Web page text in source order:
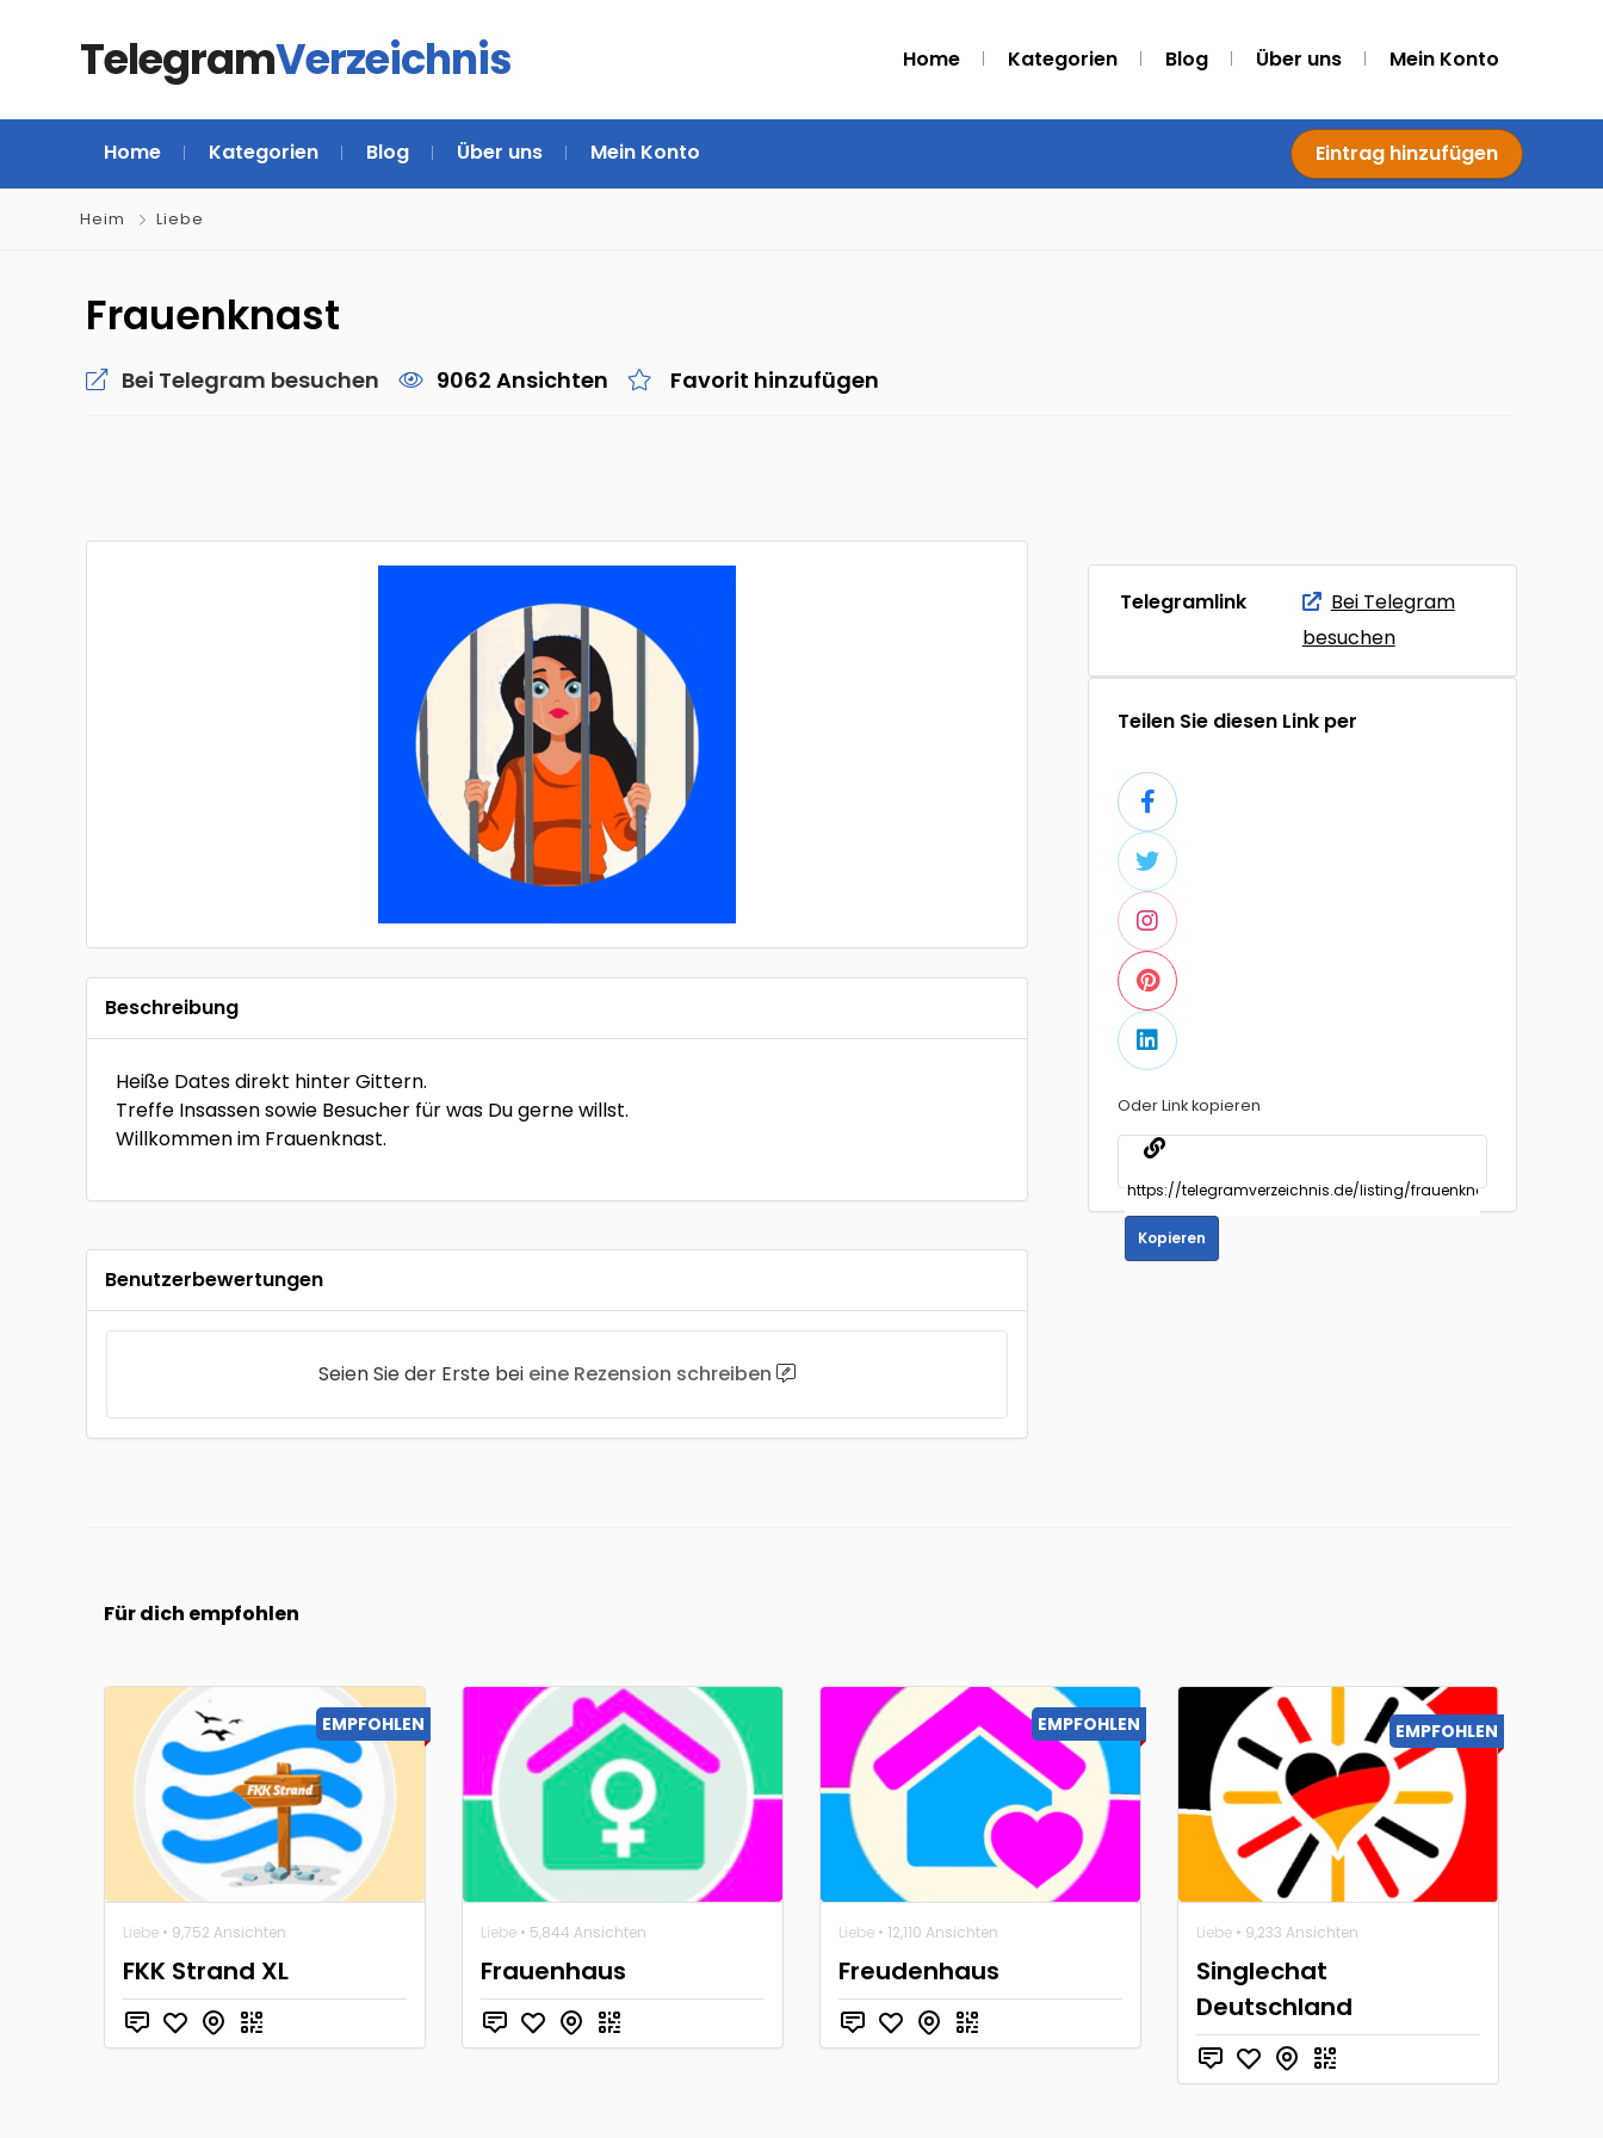
TelegramVerzeichnis Home Kategorien Blog Über uns Mein Konto
Home Kategorien Blog Über uns Mein Konto Eintrag hinzufügen
Heim Liebe
Frauenknast
Bei Telegram besuchen 9062 Ansichten Favorit hinzufügen
Beschreibung
Heiße Dates direkt hinter Gittern.
Treffe Insassen sowie Besucher für was Du gerne willst.
Willkommen im Frauenknast.
Benutzerbewertungen
Seien Sie der Erste bei eine Rezension schreiben
Telegramlink
Bei Telegram
besuchen
Teilen Sie diesen Link per
Oder Link kopieren
Kopieren
Für dich empfohlen
EMPFOHLEN
Liebe • 9,752 Ansichten
FKK Strand XL
Liebe • 5,844 Ansichten
Frauenhaus
EMPFOHLEN
Liebe • 12,110 Ansichten
Freudenhaus
EMPFOHLEN
Liebe • 9,233 Ansichten
Singlechat
Deutschland